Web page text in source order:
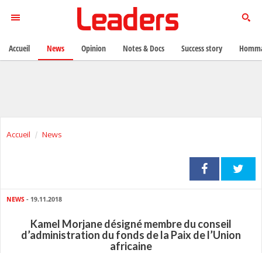
Accueil News
NEWS - 19.11.2018
Kamel Morjane désigné membre du conseil
d’administration du fonds de la Paix de l’Union
africaine
Accueil News Opinion Notes & Docs Success story